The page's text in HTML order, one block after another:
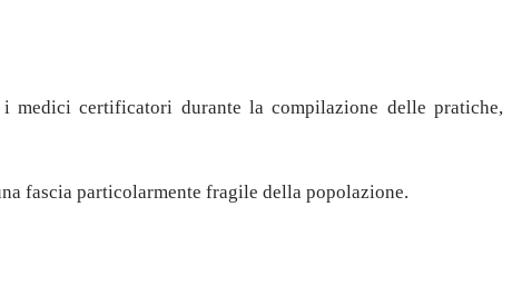
medici certificatori durante la compilazione delle pratiche,
fascia particolarmente fragile della popolazione.